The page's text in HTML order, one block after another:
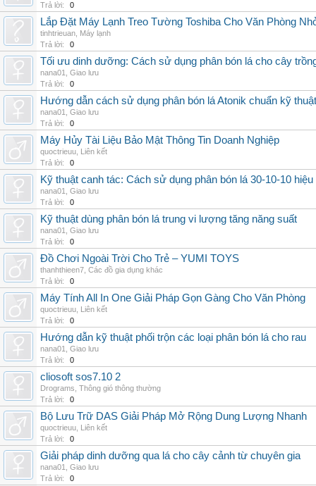
Trả lời:
0
Lắp Đặt Máy Lạnh Treo Tường Toshiba Cho Văn Phòng
tinhtrieuan Máy lạnh
Trả lời:
0
Tối ưu dinh dưỡng: Cách sử dụng phân bón lá cho cây
nana01
Giao lưu
Trả lời:
0
Hướng dẫn cách sử dụng phân bón lá Atonik chuẩn kỹ thuật
nana01
Giao lưu
Trả lời:
0
Máy Hủy Tài Liệu Bảo Mật Thông Tin Doanh Nghiệp
quoctrieuu Liên kết
Trả lời:
0
Kỹ thuật canh tác: Cách sử dụng phân bón lá 30-10-10 hiệu
nana01
Giao lưu
Trả lời:
0
Kỹ thuật dùng phân bón lá trung vi lượng tăng năng suất
nana01
Giao lưu
Trả lời:
0
Đồ Chơi Ngoài Trời Cho Trẻ – YUMI TOYS
thanhthieen7 Các đồ gia dụng khác
Trả lời:
0
Máy Tính All In One Giải Pháp Gọn Gàng Cho Văn Phòng
quoctrieuu Liên kết
Trả lời:
0
Hướng dẫn kỹ thuật phối trộn các loại phân bón lá cho rau
nana01
Giao lưu
Trả lời:
0
cliosoft sos7.10 2
Drograms Thông gió thông thường
Trả lời:
0
Bộ Lưu Trữ DAS Giải Pháp Mở Rộng Dung Lượng Nhanh
quoctrieuu Liên kết
Trả lời:
0
Giải pháp dinh dưỡng qua lá cho cây cảnh từ chuyên gia
nana01
Giao lưu
Trả lời:
0